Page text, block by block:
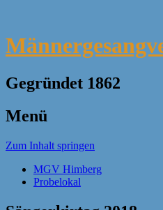
Gegründet 1862
Menü
Zum Inhalt springen
MGV Himberg
Probelokal